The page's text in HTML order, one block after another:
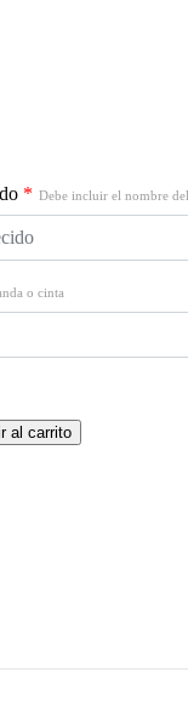
* Debe incluir el nombre
o cinta
al carrito